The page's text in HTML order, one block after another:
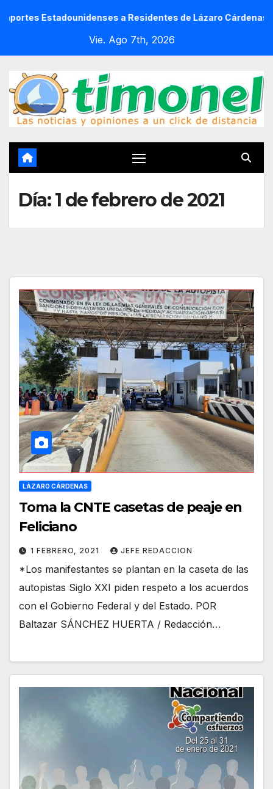
a Residentes de Lázaro Cárdenas SSP
Vie. Ago 7th, 2026
Día:1 de febrero de 2021
LÁZARO CÁRDENAS
Toma la CNTE casetas de peaje en
Feliciano
1 FEBRERO, 2021 JEFE REDACCION
*Los manifestantes se plantan en la caseta de las
autopistas Siglo XXI piden respeto a los acuerdos
con el Gobierno Federal y del Estado. POR
Baltazar SÁNCHEZ HUERTA / Redacción…